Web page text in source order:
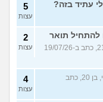
5
עצות
תואר
(מדמח, בן 21, כתב ב-19/07/26
2
עצות
(אודי, בן 20, כתב
4
עצות